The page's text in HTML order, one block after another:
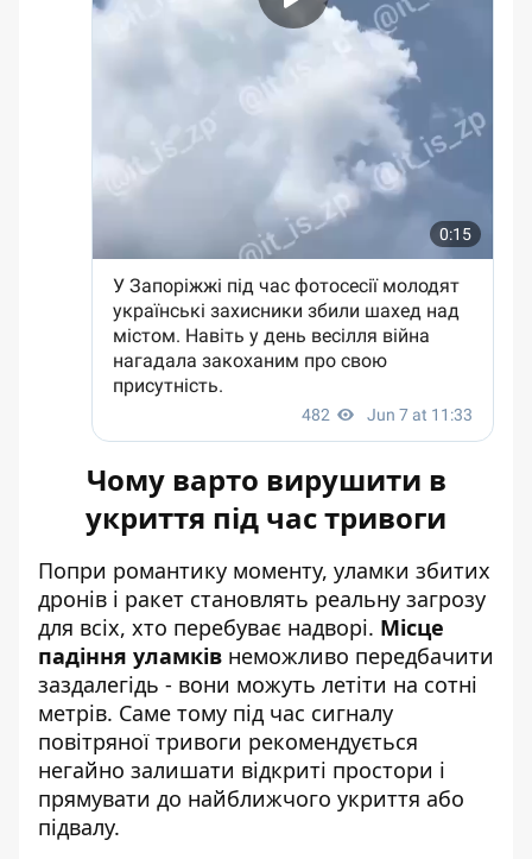
Чому варто вирушити в
укриття під час тривоги
Попри романтику моменту, уламки збитих
дронів і ракет становлять реальну загрозу
для всіх, хто перебуває надворі. Місце
падіння уламків неможливо передбачити
заздалегідь - вони можуть летіти на сотні
метрів. Саме тому під час сигналу
повітряної тривоги рекомендується
негайно залишати відкриті простори і
прямувати до найближчого укриття або
підвалу.